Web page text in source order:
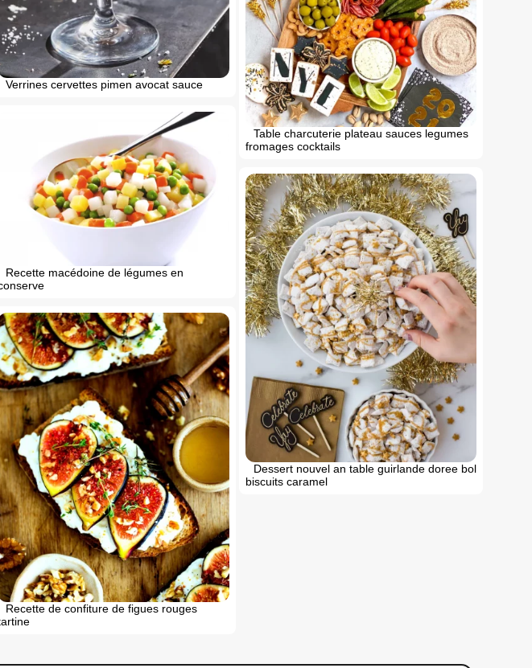
Verrines cervettes pimen avocat sauce
Table charcuterie plateau sauces legumes
fromages cocktails
Recette macédoine de légumes en
Dessert nouvel an table guirlande doree bol
biscuits caramel
Recette de confiture de figues rouges